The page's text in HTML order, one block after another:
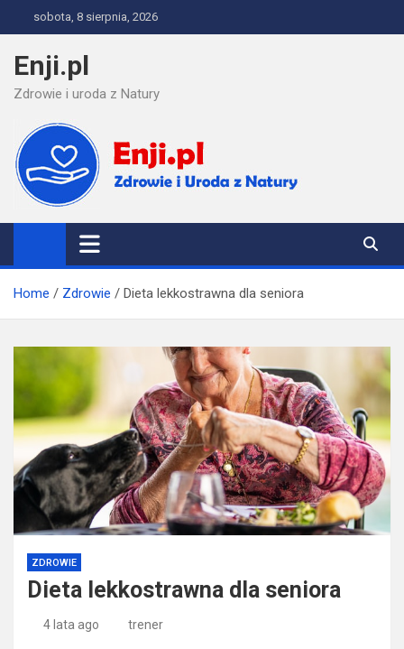
to
content
sobota, 8 sierpnia, 2026
Enji.pl
Zdrowie i uroda z Natury
Home Zdrowie Dieta lekkostrawna dla seniora
ZDROWIE
Dieta lekkostrawna dla seniora
4 lata ago trener